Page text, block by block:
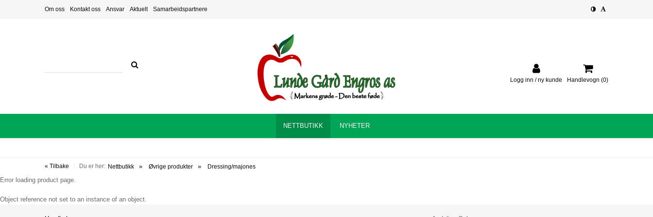
Om oss Kontakt oss Ansvar Aktuelt Samarbeidspartnere
Logg inn / ny kunde Handlevogn (0)
NETTBUTIKK NYHETER
« Tilbake Du er her: Nettbutikk Øvrige produkter Dressing/majones
Error loading product page.
Object reference not set to an instance of an object.